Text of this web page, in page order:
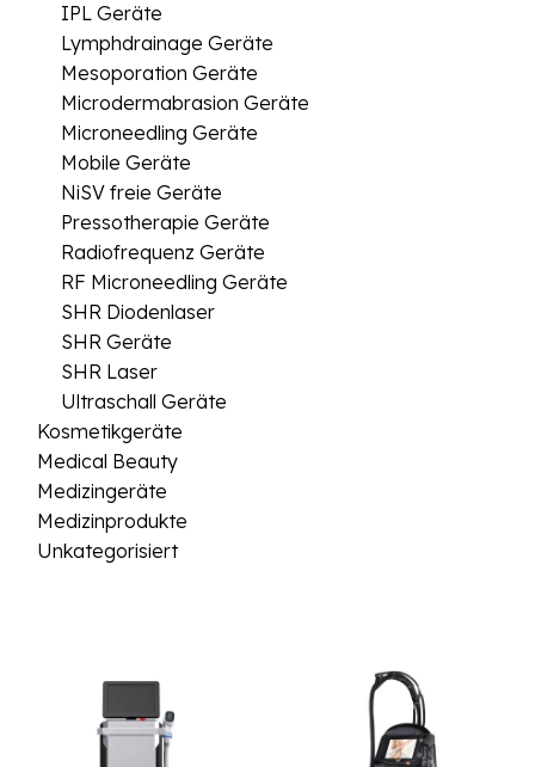
IPL Geräte
Lymphdrainage Geräte
Mesoporation Geräte
Microdermabrasion Geräte
Microneedling Geräte
Mobile Geräte
NiSV freie Geräte
Pressotherapie Geräte
Radiofrequenz Geräte
RF Microneedling Geräte
SHR Diodenlaser
SHR Geräte
SHR Laser
Ultraschall Geräte
Kosmetikgeräte
Medical Beauty
Medizingeräte
Medizinprodukte
Unkategorisiert